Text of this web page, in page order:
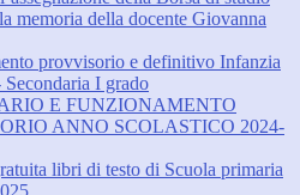
memoria della docente Giovanna
provvisorio e definitivo Infanzia
I grado
E FUNZIONAMENTO
ANNO SCOLASTICO 2024-
libri di testo di Scuola primaria